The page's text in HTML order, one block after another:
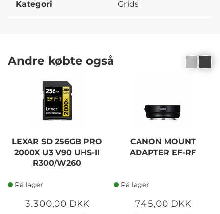
Kategori Grids
Andre købte også
LEXAR SD 256GB PRO
2000X U3 V90 UHS-II
R300/W260
På lager
3.300,00 DKK
CANON MOUNT
ADAPTER EF-RF
På lager
745,00 DKK